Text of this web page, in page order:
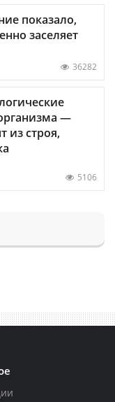
показало,
заселяет
36282
—
из строя,
5106